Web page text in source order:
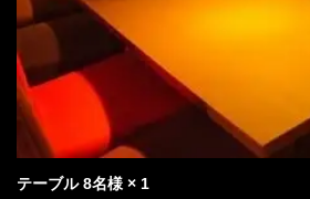
テーブル8名様 × 1